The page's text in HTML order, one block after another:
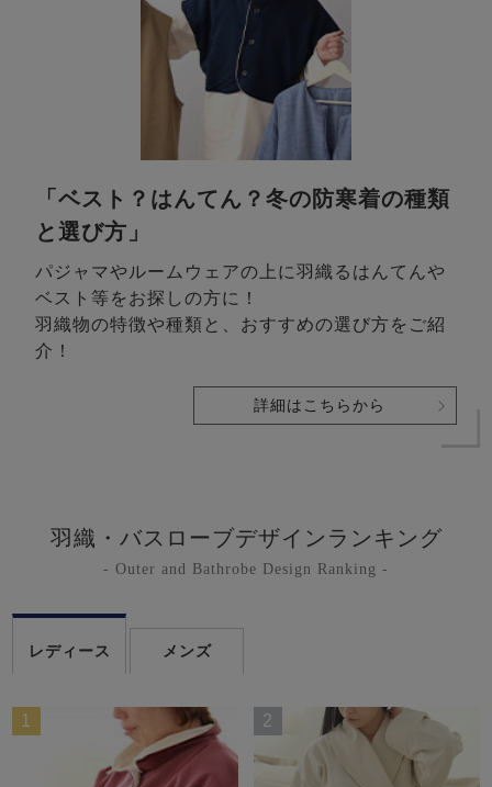
「ベスト？はんてん？冬の防寒着の種類
と選び方」
パジャマやルームウェアの上に羽織るはんてんや
ベスト等をお探しの方に！
羽織物の特徴や種類と、おすすめの選び方をご紹
介！
詳細はこちらから
羽織・バスローブデザインランキング
- Outer and Bathrobe Design Ranking -
レディース メンズ
1 2